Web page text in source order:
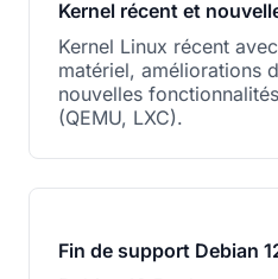
Kernel récent et
Kernel Linux récent
matériel, améliorations
nouvelles
(QEMU, LXC).
Fin de support Debian